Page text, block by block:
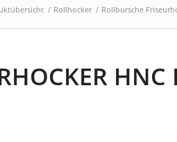
/ Rollhocker / Rollbursche
HNC